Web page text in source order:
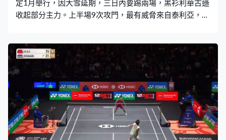
定1月舉行，因大雪延期，三日內要踢兩場，黑衫利華古遜
收起部分主力。上半場9次攻門，最有威脅來自泰利亞，球
的費歷根擔正，這位34歲門將力保不失。 前線交到功課，
哥勳窄位抽入，利華古遜73分鐘打破僵局。這位19歲喀麥
隆小將，攻入今季第4個德甲入球。 補時幾乎被漢堡搶回
一分，同樣19歲、守衛胡斯高域第一腳被擋，加多頭過不
到主場門楣，未能追平，找門柱「出氣」。利華古遜贏1比
0，排第6，漢堡排11。